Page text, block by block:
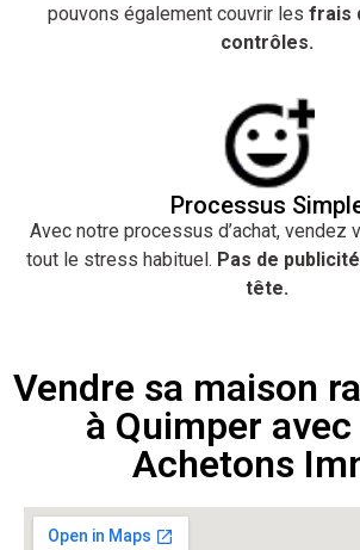
pouvons également couvrir les frais
contrôles.
Processus
Avec notre processus d’achat, vendez
tout le stress habituel. Pas de
tête.
Vendre sa maison
à Quimper
Achetons